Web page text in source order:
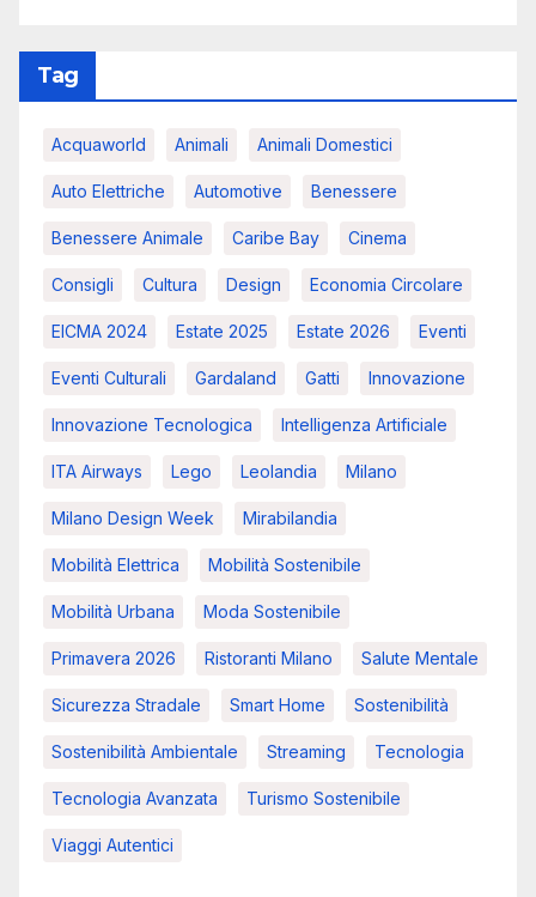
Tag
Acquaworld Animali Animali Domestici
Auto Elettriche Automotive Benessere
Benessere Animale Caribe Bay Cinema
Consigli Cultura Design Economia Circolare
EICMA 2024 Estate 2025 Estate 2026 Eventi
Eventi Culturali Gardaland Gatti Innovazione
Innovazione Tecnologica Intelligenza Artificiale
ITA Airways Lego Leolandia Milano
Milano Design Week Mirabilandia
Mobilità Elettrica Mobilità Sostenibile
Mobilità Urbana Moda Sostenibile
Primavera 2026 Ristoranti Milano Salute Mentale
Sicurezza Stradale Smart Home Sostenibilità
Sostenibilità Ambientale Streaming Tecnologia
Tecnologia Avanzata Turismo Sostenibile
Viaggi Autentici